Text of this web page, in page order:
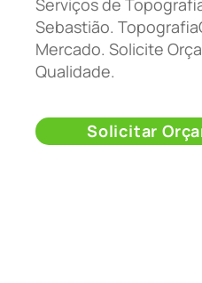
Serviços de
Sebastião.
Mercado. Solicite
Qualidade.
Solicitar